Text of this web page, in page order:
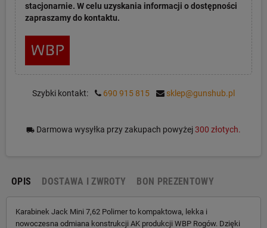
stacjonarnie. W celu uzyskania informacji o dostępności
zapraszamy do kontaktu.
Szybki kontakt: 690 915 815 sklep@gunshub.pl
local_shipping Darmowa wysyłka przy zakupach powyżej300 złotych.
OPIS DOSTAWA I ZWROTY BON PREZENTOWY
Karabinek Jack Mini 7,62 Polimer to kompaktowa, lekka i
nowoczesna odmiana konstrukcji AK produkcji WBP Rogów. Dzięki